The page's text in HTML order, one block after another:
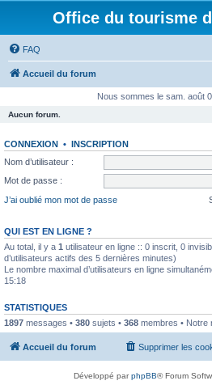
Office du tourisme
FAQ
Accueil du forum
Nous sommes le sam. août
Aucun forum.
CONNEXION • INSCRIPTION
Nom d’utilisateur :
Mot de passe :
J’ai oublié mon mot de passe
QUI EST EN LIGNE ?
Au total, il y a 1 utilisateur en ligne :: 0 inscrit, 0
d’utilisateurs actifs des 5 dernières minutes)
Le nombre maximal d’utilisateurs en ligne
15:18
STATISTIQUES
1897 messages • 380 sujets • 368 membres • Notre
Accueil du forum Supprimer les
Développé parphpBB® Forum